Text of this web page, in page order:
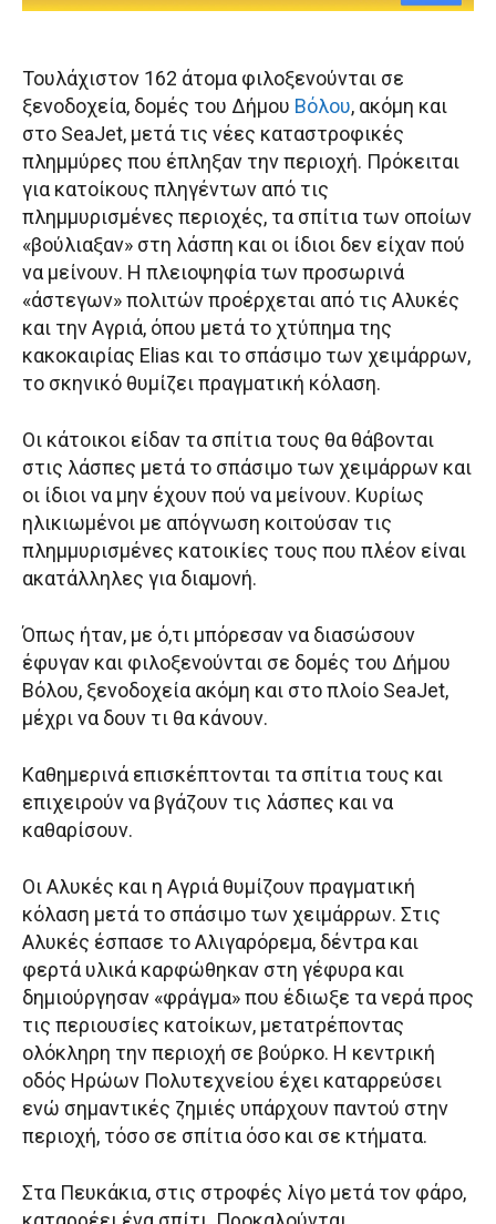
Τουλάχιστον 162 άτομα φιλοξενούνται σε
ξενοδοχεία, δομές του Δήμου Βόλου, ακόμη και
στο SeaJet, μετά τις νέες καταστροφικές
πλημμύρες που έπληξαν την περιοχή. Πρόκειται
για κατοίκους πληγέντων από τις
πλημμυρισμένες περιοχές, τα σπίτια των οποίων
«βούλιαξαν» στη λάσπη και οι ίδιοι δεν είχαν πού
να μείνουν. Η πλειοψηφία των προσωρινά
«άστεγων» πολιτών προέρχεται από τις Αλυκές
και την Αγριά, όπου μετά το χτύπημα της
κακοκαιρίας Elias και το σπάσιμο των χειμάρρων,
το σκηνικό θυμίζει πραγματική κόλαση.
Οι κάτοικοι είδαν τα σπίτια τους θα θάβονται
στις λάσπες μετά το σπάσιμο των χειμάρρων και
οι ίδιοι να μην έχουν πού να μείνουν. Κυρίως
ηλικιωμένοι με απόγνωση κοιτούσαν τις
πλημμυρισμένες κατοικίες τους που πλέον είναι
ακατάλληλες για διαμονή.
Όπως ήταν, με ό,τι μπόρεσαν να διασώσουν
έφυγαν και φιλοξενούνται σε δομές του Δήμου
Βόλου, ξενοδοχεία ακόμη και στο πλοίο SeaJet,
μέχρι να δουν τι θα κάνουν.
Καθημερινά επισκέπτονται τα σπίτια τους και
επιχειρούν να βγάζουν τις λάσπες και να
καθαρίσουν.
Οι Αλυκές και η Αγριά θυμίζουν πραγματική
κόλαση μετά το σπάσιμο των χειμάρρων. Στις
Αλυκές έσπασε το Αλιγαρόρεμα, δέντρα και
φερτά υλικά καρφώθηκαν στη γέφυρα και
δημιούργησαν «φράγμα» που έδιωξε τα νερά προς
τις περιουσίες κατοίκων, μετατρέποντας
ολόκληρη την περιοχή σε βούρκο. Η κεντρική
οδός Ηρώων Πολυτεχνείου έχει καταρρεύσει
ενώ σημαντικές ζημιές υπάρχουν παντού στην
περιοχή, τόσο σε σπίτια όσο και σε κτήματα.
Στα Πευκάκια, στις στροφές λίγο μετά τον φάρο,